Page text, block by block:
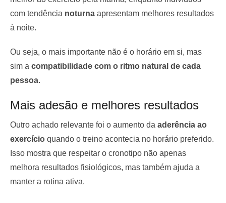
com tendência noturna apresentam melhores resultados
à noite.
Ou seja, o mais importante não é o horário em si, mas
sim a compatibilidade com o ritmo natural de cada
pessoa.
Mais adesão e melhores resultados
Outro achado relevante foi o aumento da aderência ao
exercício quando o treino acontecia no horário preferido.
Isso mostra que respeitar o cronotipo não apenas
melhora resultados fisiológicos, mas também ajuda a
manter a rotina ativa.